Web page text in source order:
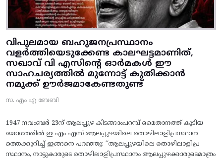
വിപുലമായ ബഹുജനപ്രസ്ഥാനം
വളർത്തിയെടുക്കേണ്ട കാലഘട്ടമാണിത്,
സഖാവ് വി എസിന്റെ ഓർമകൾ ഈ
സാഹചര്യത്തിൽ മുന്നോട്ട്‌ കുതിക്കാൻ
നമുക്ക് ഊർജമാകേണ്ടതുണ്ട്
സ. എം എ ബേബി
1947 നവംബർ 23ന് ആലപ്പുഴ കിടങ്ങാംപറമ്പ്‌ മൈതാനത്ത്‌ കൂടിയ
യോഗത്തിൽ ഇ എം എസ് ആലപ്പുഴയിലെ തൊഴിലാളിപ്രസ്ഥാന
ത്തെക്കുറിച്ച് ഇങ്ങനെ പറഞ്ഞു: “ആലപ്പുഴയിലെ തൊഴിലാളിപ്ര
സ്ഥാനം, നാട്ടുകാരുടെ തൊഴിലാളിപ്രസ്ഥാനം ആലപ്പുഴക്കാരുടെമാത്രം